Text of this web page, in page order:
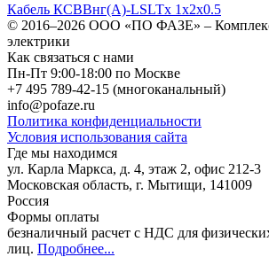
Кабель КСВВнг(А)-LSLTx 1х2х0.5
© 2016–2026 ООО «ПО ФАЗЕ» –
электрики
Как связаться с нами
Пн-Пт 9:00-18:00 по Москве
+7 495 789-42-15 (многоканальный)
info@pofaze.ru
Политика конфиденциальности
Условия использования сайта
Где мы находимся
ул. Карла Маркса, д. 4, этаж 2, офис 212-3
Московская область, г. Мытищи, 141009
Россия
Формы оплаты
безналичный расчет с НДС для
лиц. Подробнее...